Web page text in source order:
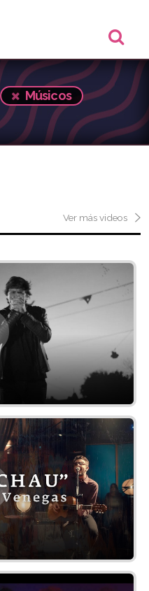
Músicos
Ver más videos